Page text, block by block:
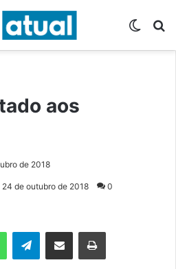
aos
de 2018
de outubro de 2018 0
Telegram